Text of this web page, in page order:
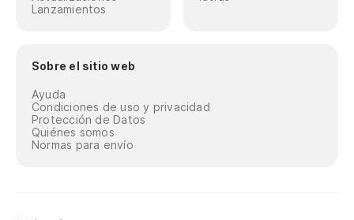
Lanzamientos
Sobre el sitio web
Ayuda
Condiciones de uso y privacidad
Protección de Datos
Quiénes somos
Normas para envío